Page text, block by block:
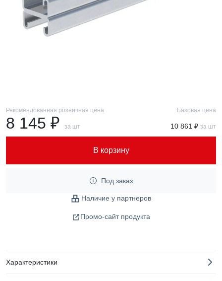
Рекомендованная розничная цена
8 145 ₽ за шт
Базовая цена
10 861 ₽ за шт
В корзину
Под заказ
Наличие у партнеров
Промо-сайт продукта
Характеристики